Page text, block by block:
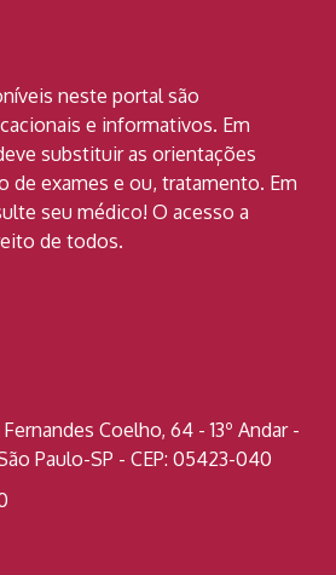
neste portal são
e informativos. Em
substituir as orientações
de exames e ou, tratamento. Em
seu médico! O acesso a
de todos.
Coelho, 64 - 13º Andar -
Paulo-SP - CEP: 05423-040